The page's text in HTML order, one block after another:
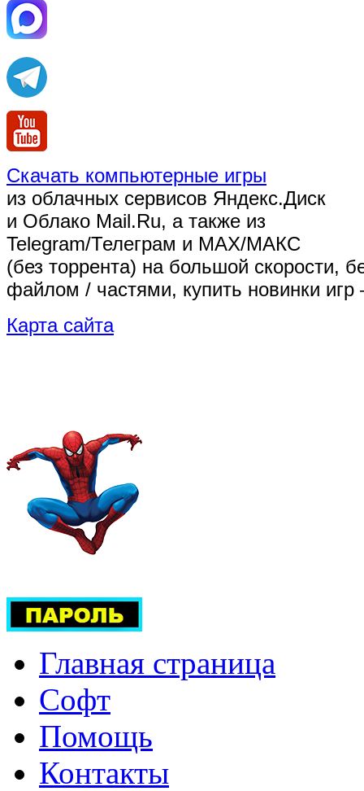
Скачать компьютерные игры
из облачных сервисов Яндекс.Диск
и Облако Mail.Ru, а также из
Telegram/Телеграм и MAX/МАКС
(без торрента) на большой скорости,
файлом / частями, купить новинки
Карта сайта
Главная страница
Софт
Помощь
Контакты